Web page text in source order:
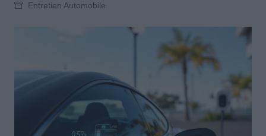
Entretien Automobile